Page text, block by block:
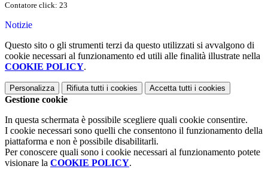
Contatore click: 23
Notizie
Questo sito o gli strumenti terzi da questo utilizzati si avvalgono di
cookie necessari al funzionamento ed utili alle finalità illustrate nella
COOKIE POLICY.
Personalizza Rifiuta tutti i cookies Accetta tutti i cookies
Gestione cookie
In questa schermata è possibile scegliere quali cookie consentire.
I cookie necessari sono quelli che consentono il funzionamento della
piattaforma e non è possibile disabilitarli.
Per conoscere quali sono i cookie necessari al funzionamento potete
visionare la COOKIE POLICY.